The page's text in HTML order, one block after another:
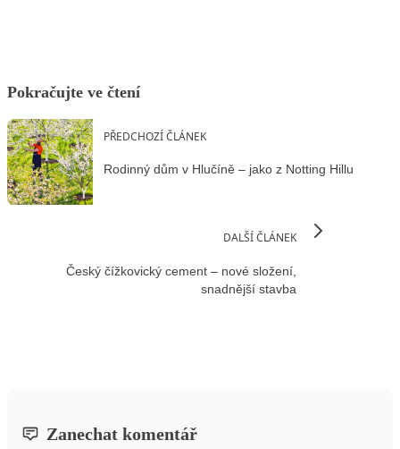
Pokračujte ve čtení
PŘEDCHOZÍ ČLÁNEK
Rodinný dům v Hlučíně – jako z Notting Hillu
DALŠÍ ČLÁNEK
Český čížkovický cement – nové složení,
snadnější stavba
Zanechat komentář